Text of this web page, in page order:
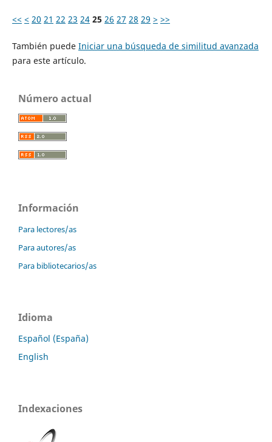
<< < 20 21 22 23 24 25 26 27 28 29 > >>
También puede Iniciar una búsqueda de similitud avanzada
para este artículo.
Número actual
Información
Para lectores/as
Para autores/as
Para bibliotecarios/as
Idioma
Español (España)
English
Indexaciones